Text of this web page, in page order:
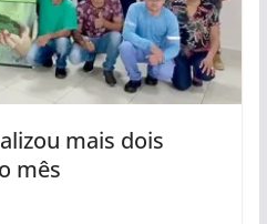
mais dois
mês